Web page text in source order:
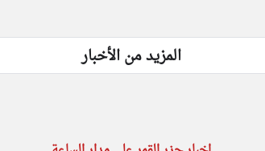
المزيد من الأخبار